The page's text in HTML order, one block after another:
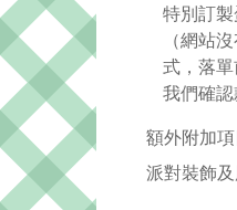
特別訂
（網站
式，落
我們確認
額外附加項
派對裝飾